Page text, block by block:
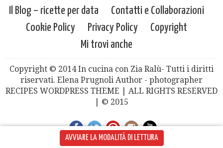
AVVIARE LA MODALITÀ DI LETTURA
Il Blog – ricette per data
Contatti e Collaborazioni
Cookie Policy
Privacy Policy
Copyright
Mi trovi anche
Copyright © 2014 In cucina con Zia Ralù- Tutti i diritti
riservati. Elena Prugnoli Author - photographer
RECIPES WORDPRESS THEME | ALL RIGHTS RESERVED
| © 2015